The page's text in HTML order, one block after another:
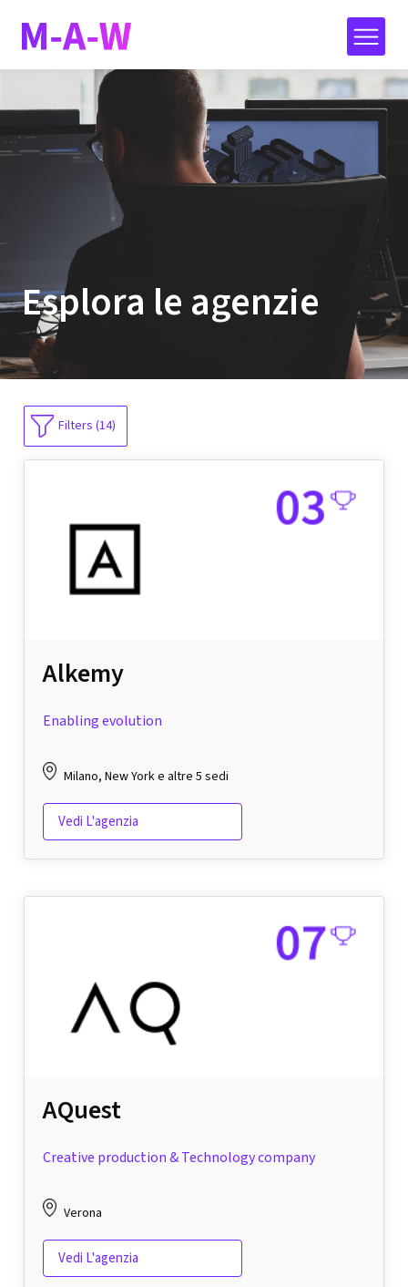
Esplora le agenzie
Filters (14)
Alkemy
Enabling evolution
Milano, New York e altre 5 sedi
Vedi L'agenzia
AQuest
Creative production & Technology company
Verona
Vedi L'agenzia